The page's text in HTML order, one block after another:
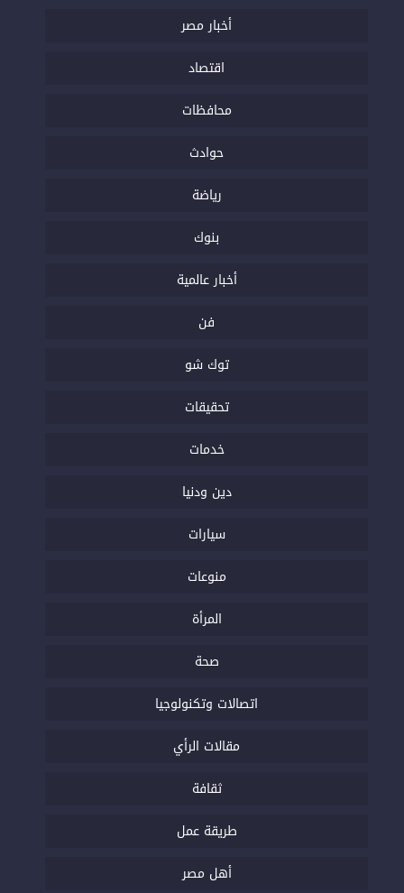
أخبار مصر
اقتصاد
محافظات
حوادث
رياضة
بنوك
أخبار عالمية
فن
توك شو
تحقيقات
خدمات
دين ودنيا
سيارات
منوعات
المرأة
صحة
اتصالات وتكنولوجيا
مقالات الرأي
ثقافة
طريقة عمل
أهل مصر